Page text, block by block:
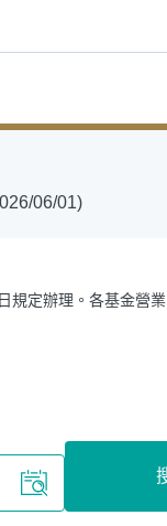
定期(不)定額
06/01)
定辦理。各基金營